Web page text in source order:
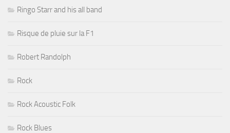
Ringo Starr and his all band
Risque de pluie sur la F1
Robert Randolph
Rock
Rock Acoustic Folk
Rock Blues